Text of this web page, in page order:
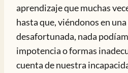
aprendizaje que muchas
hasta que, viéndonos en
desafortunada, nada
impotencia o formas
cuenta de nuestra